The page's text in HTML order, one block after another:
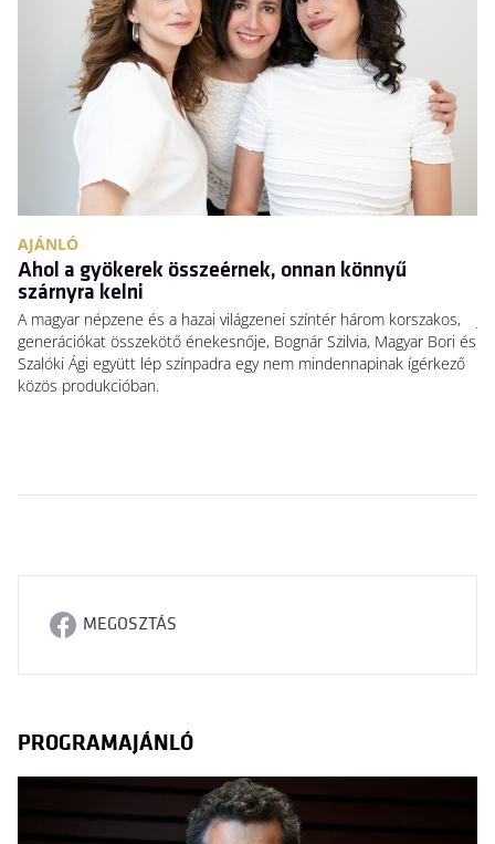
AJÁNLÓ
Ahol a gyökerek összeérnek, onnan könnyű
szárnyra kelni
A magyar népzene és a hazai világzenei színtér három korszakos,
generációkat összekötő énekesnője, Bognár Szilvia, Magyar Bori és
Szalóki Ági együtt lép színpadra egy nem mindennapinak ígérkező
közös produkcióban.
MEGOSZTÁS
PROGRAMAJÁNLÓ